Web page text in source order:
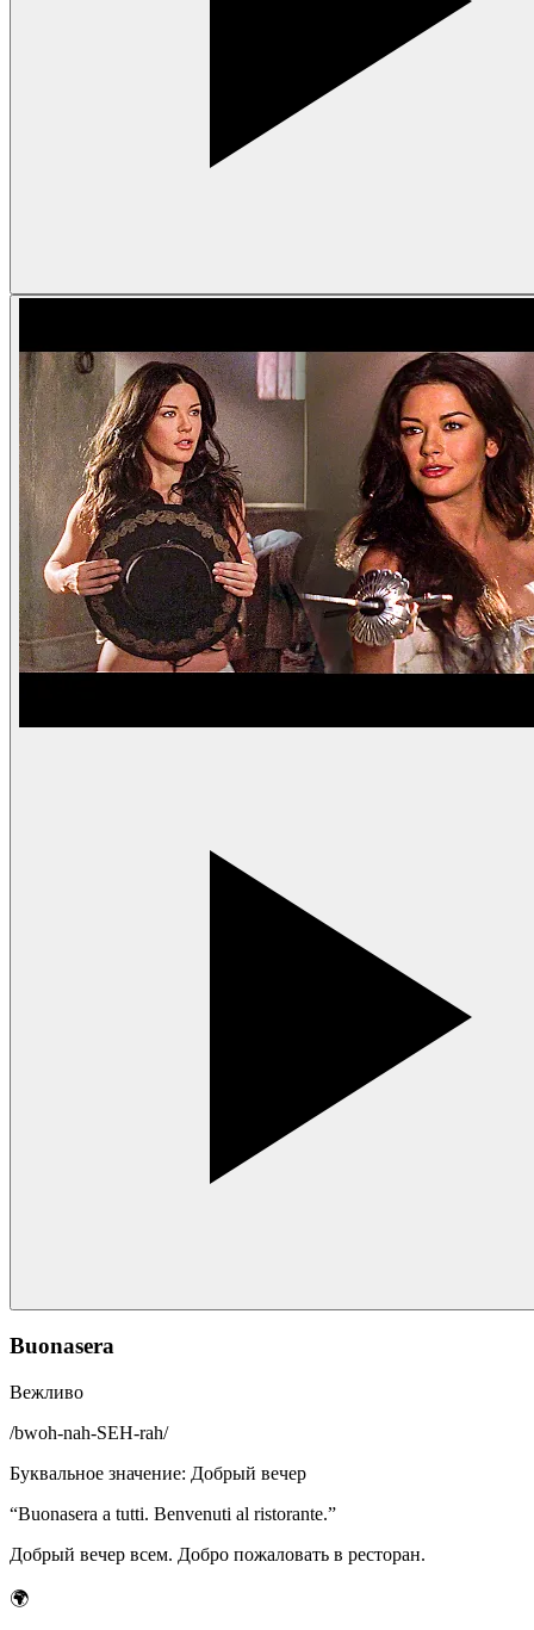
Buonasera
Вежливо
/bwoh-nah-SEH-rah/
Буквальное значение: Добрый вечер
“Buonasera a tutti. Benvenuti al ristorante.”
Добрый вечер всем. Добро пожаловать в ресторан.
🌍